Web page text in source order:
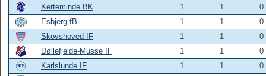
Kerteminde BK
1 1
0
Esbjerg fB
1 1
0
Skovshoved IF
1 1
0
Døllefjelde-Musse IF
1 1
0
Karlslunde IF
1 1 0